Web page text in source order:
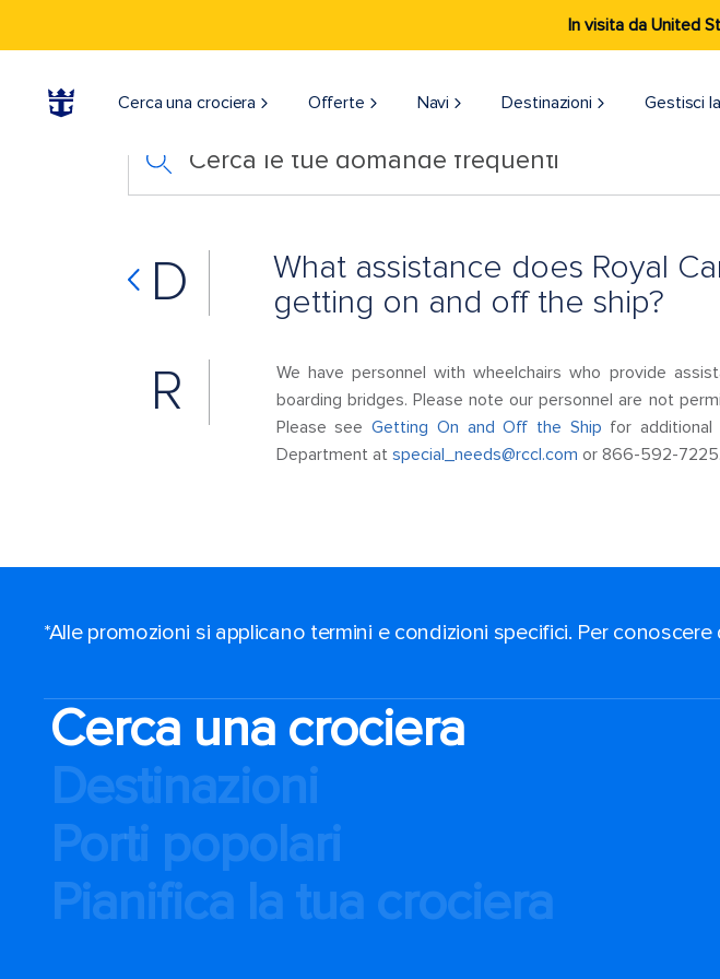
In visita da United
Cerca una crociera Offerte Navi Destinazioni​ Gestisci
Cerca le tue domande frequenti
D
What assistance does Royal
getting on and off the ship?
R
We have personnel with wheelchairs who provide
boarding bridges. Please note our personnel are not
Please seeGetting On and Off the Ship for
Department at special_needs@rccl.com or 866-592-7225.
*Alle promozioni si applicano termini e condizioni specifici. Per conoscere
Cerca una crociera
Destinazioni
Porti popolari
Pianifica la tua crociera